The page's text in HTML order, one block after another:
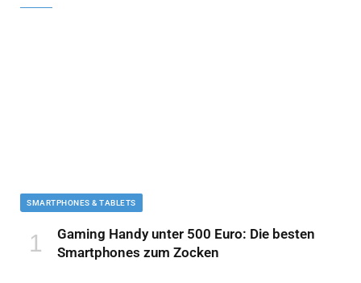
SMARTPHONES & TABLETS
Gaming Handy unter 500 Euro: Die besten
Smartphones zum Zocken